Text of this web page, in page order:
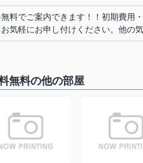
料でご案内できます！！初期費用
気軽にお申し付けください。他の
無料の他の部屋